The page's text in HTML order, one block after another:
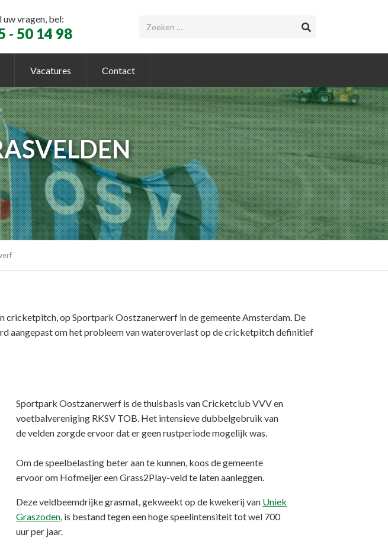
uw vragen, bel:
- 50 14 98
Vacatures Contact
cricketpitch, op Sportpark Oostzanerwerf in de gemeente Amsterdam. De
aangepast om het probleem van wateroverlast op de cricketpitch definitief
Sportpark Oostzanerwerf is de thuisbasis van Cricketclub VVV en
voetbalvereniging RKSV TOB. Het intensieve dubbelgebruik van
de velden zorgde ervoor dat er geen rustperiode mogelijk was.
Om de speelbelasting beter aan te kunnen, koos de gemeente
ervoor om Hofmeijer een Grass2Play-veld te laten aanleggen.
Deze veldbeemdrijke grasmat, gekweekt op de kwekerij van Uniek
Graszoden, is bestand tegen een hoge speelintensiteit tot wel 700
uur per jaar.